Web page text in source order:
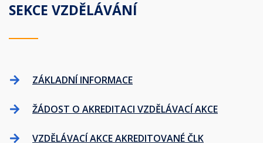
SEKCE VZDĚLÁVÁNÍ
ZÁKLADNÍ INFORMACE
ŽÁDOST O AKREDITACI VZDĚLÁVACÍ AKCE
VZDĚLÁVACÍ AKCE AKREDITOVANÉ ČLK